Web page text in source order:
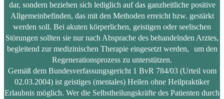
dar, sondern beziehen sich lediglich auf das ganzheitliche positive
Allgemeinbefinden, das mit den Methoden erreicht bzw. gestärkt
werden soll. Bei akuten körperlichen, geistigen oder seelischen
Störungen sollten sie nur nach Absprache des behandelnden Arztes,
begleitend zur medizinischen Therapie eingesetzt werden, um den
Regenerationsprozess zu unterstützen.
Gemäß dem Bundesverfassungsgericht 1 BvR 784/03 (Urteil vom
02.03.2004) ist geistiges (mentales) Heilen ohne Heilpraktiker
Erlaubnis möglich. Wer die Selbstheilungskräfte des Patienten durch